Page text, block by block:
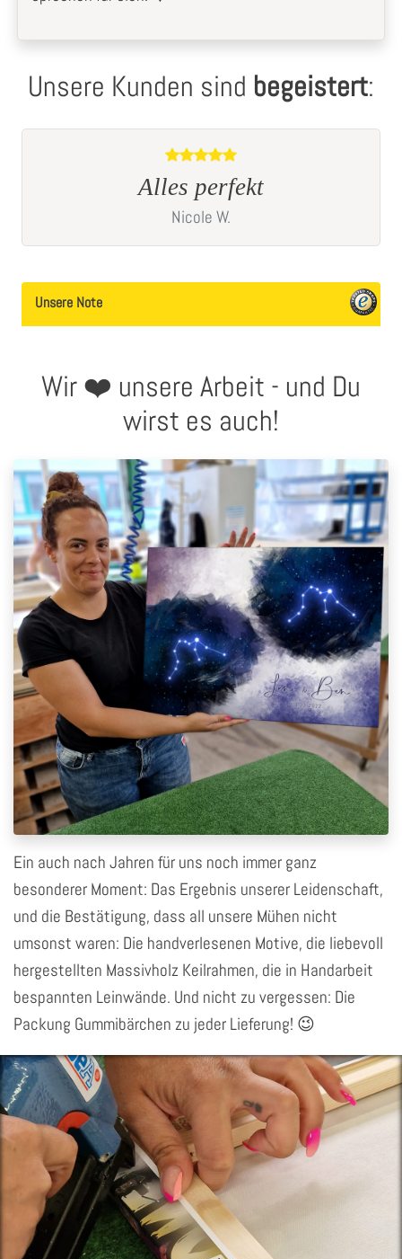
Unsere Kunden sind begeistert:
Sinnvolle Bilder
Stephan
Unsere Note
Wir ❤️ unsere Arbeit - und Du
wirst es auch!
Ein auch nach Jahren für uns noch immer ganz
besonderer Moment: Das Ergebnis unserer Leidenschaft,
und die Bestätigung, dass all unsere Mühen nicht
umsonst waren: Die handverlesenen Motive, die liebevoll
hergestellten Massivholz Keilrahmen, die in Handarbeit
bespannten Leinwände. Und nicht zu vergessen: Die
Packung Gummibärchen zu jeder Lieferung! 😉